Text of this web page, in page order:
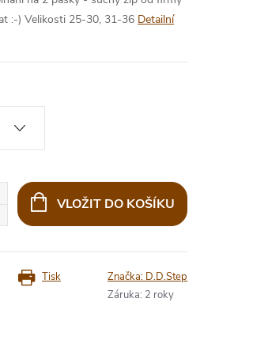
:-) Velikosti 25-30, 31-36 Detailní
VLOŽIT DO KOŠÍKU
Tisk Značka: D.D.Step
Záruka: 2 roky